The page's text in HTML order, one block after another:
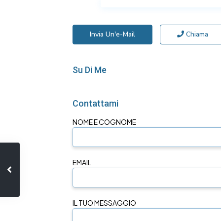
Invia Un'e-Mail Chiama
Su Di Me
Contattami
NOME E COGNOME
EMAIL
IL TUO MESSAGGIO